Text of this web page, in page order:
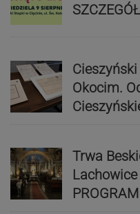
Okocim.
Trwa
PROGRAM